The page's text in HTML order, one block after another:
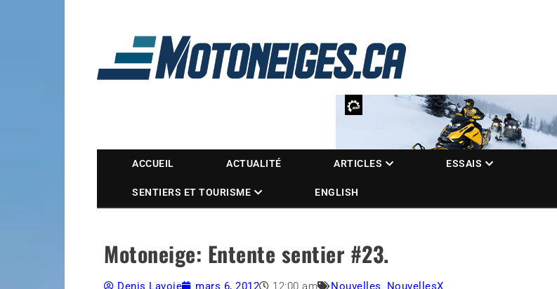
Magazine Motoneiges.ca
ACCUEIL ACTUALITÉ ARTICLES ESSAIS
SENTIERS ET TOURISME ENGLISH
Motoneige: Entente sentier #23.
Denis Lavoie mars 6, 2012 12:00 am Nouvelles NouvellesX